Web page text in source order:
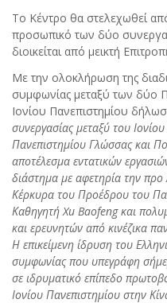
Το Κέντρο θα στελεχωθεί
προσωπικό των δύο
διοικείται από μεικτή
Με την ολοκλήρωση της
συμφωνίας μεταξύ των δύο
Ιονίου Πανεπιστημίου
συνεργασίας μεταξύ του
Πανεπιστημίου Γλώσσας και
αποτέλεσμα εντατικών
διάστημα με αφετηρία την
Κέρκυρα του Προέδρου του
Καθηγητή Xu Baofeng και
και ερευνητών από κινέζικα
Η επικείμενη ίδρυση του
συμφωνίας που υπεγράφη
σε ιδρυματικό επίπεδο
Ιονίου Πανεπιστημίου στην